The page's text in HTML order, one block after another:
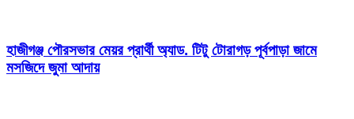
হাজীগঞ্জ পৌরসভার মেয়র প্রার্থী অ্যাড. টিটু টোরাগড় পূর্বপাড়া জামে
মসজিদে জুমা আদায়